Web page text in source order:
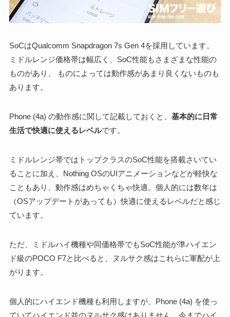
SoCはQualcomm Snapdragon 7s Gen 4を採用しています。
ミドルレンジ価格帯は幅広く、SoC性能もさまざまな性能の
ものがあり、 ものによっては動作感があまり良くないものも
あります。
Phone (4a) の動作感に関して記載しておくと、 基本的に日常
生活で快適に使えるレベルです。
ミドルレンジ帯ではトップクラスのSoC性能を搭載さいてい
ることに加え、Nothing OSのUIアニメーションなどが軽快な
こともあり、動作感はめちゃくちゃ快適。個人的には数年は
（OSアップデートがあっても）快適に使えるレベルだと感じ
ています。
ただ、ミドルハイ機種や同価格帯でもSoC性能が準ハイエン
ド級のPOCO F7と比べると、ヌルサク感はこれらに軍配が上
がります。
個人的にハイエンド機種も利用しますが、Phone (4a) を使っ
ていてハイエンド並のヌルサク感はありません。今までハイ